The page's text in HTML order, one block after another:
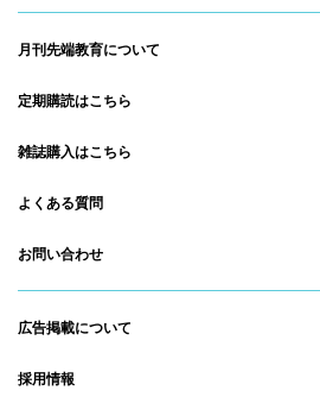
月刊先端教育について
定期購読はこちら
雑誌購入はこちら
よくある質問
お問い合わせ
広告掲載について
採用情報